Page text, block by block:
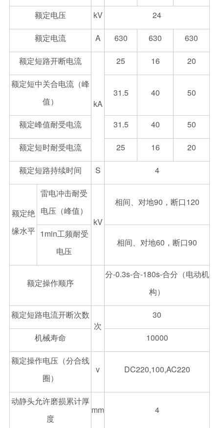
额定电压 kV 24
额定电流 A 630 630 630
额定短路开断电流
kA
25 16 20
额定短中关合电流（峰
值）
31.5 40 50
额定峰值耐受电流 31.5 40 50
额定短时耐受电流 25 16 20
额定短路持续时间 S 4
额定绝
缘水平
雷电冲击耐受
电压（峰值）
kV
相间、对地90，断口120
1min工频耐受
电压
相间、对地60，断口90
额定操作顺序
分-0.3s-合-180s-合分（电动机
构）
额定短路电流开断次数
次
30
机械寿命 10000
额定操作电压（分合线
圈）
v DC220,100,AC220
动静头允许磨损累计厚
度
mm 4